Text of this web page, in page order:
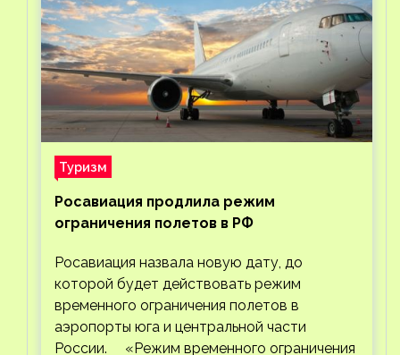
Туризм
Росавиация продлила режим
ограничения полетов в РФ
Росавиация назвала новую дату, до
которой будет действовать режим
временного ограничения полетов в
аэропорты юга и центральной части
России. «Режим временного ограничения